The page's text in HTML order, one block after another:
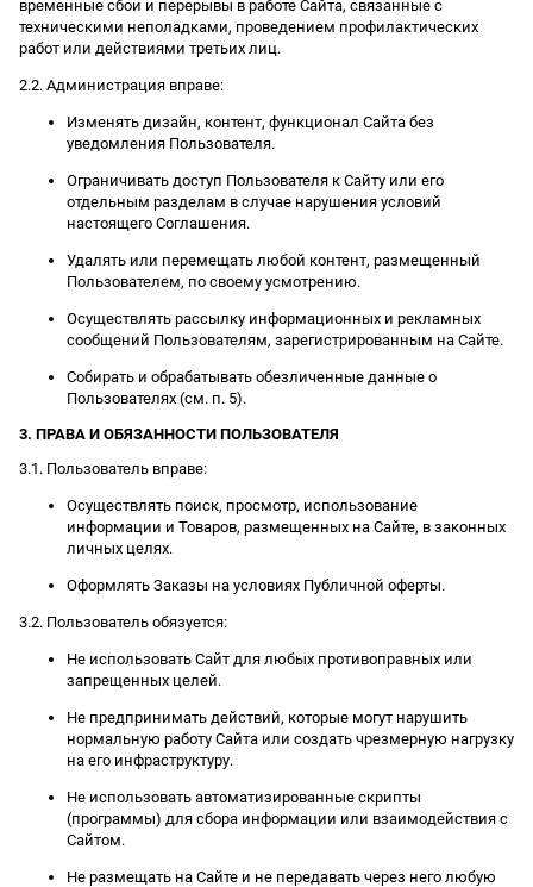
временные сбои и перерывы в работе Сайта, связанные с
техническими неполадками, проведением профилактических
работ или действиями третьих лиц.
2.2. Администрация вправе:
Изменять дизайн, контент, функционал Сайта без
уведомления Пользователя.
Ограничивать доступ Пользователя к Сайту или его
отдельным разделам в случае нарушения условий
настоящего Соглашения.
Удалять или перемещать любой контент, размещенный
Пользователем, по своему усмотрению.
Осуществлять рассылку информационных и рекламных
сообщений Пользователям, зарегистрированным на Сайте.
Собирать и обрабатывать обезличенные данные о
Пользователях (см. п. 5).
3. ПРАВА И ОБЯЗАННОСТИ ПОЛЬЗОВАТЕЛЯ
3.1. Пользователь вправе:
Осуществлять поиск, просмотр, использование
информации и Товаров, размещенных на Сайте, в законных
личных целях.
Оформлять Заказы на условиях Публичной оферты.
3.2. Пользователь обязуется:
Не использовать Сайт для любых противоправных или
запрещенных целей.
Не предпринимать действий, которые могут нарушить
нормальную работу Сайта или создать чрезмерную нагрузку
на его инфраструктуру.
Не использовать автоматизированные скрипты
(программы) для сбора информации или взаимодействия с
Сайтом.
Не размещать на Сайте и не передавать через него любую